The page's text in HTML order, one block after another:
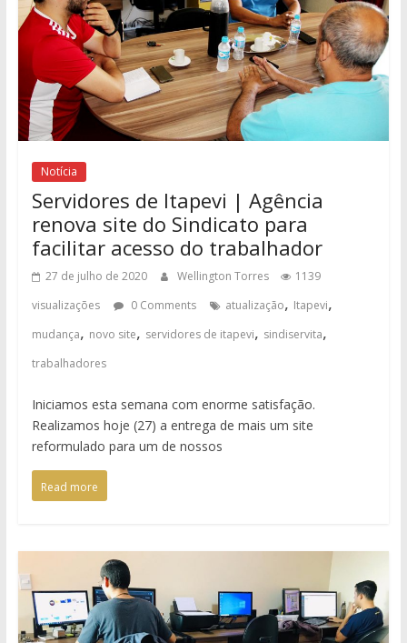
Notícia
Servidores de Itapevi | Agência
renova site do Sindicato para
facilitar acesso do trabalhador
27 de julho de 2020 Wellington Torres
1139
visualizações
0 Comments atualização, Itapevi,
mudança, novo site, servidores de itapevi, sindiservita,
trabalhadores
Iniciamos esta semana com enorme satisfação.
Realizamos hoje (27) a entrega de mais um site
reformulado para um de nossos
Read more